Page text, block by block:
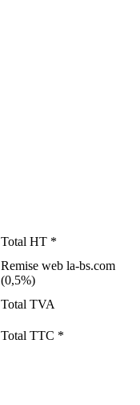
Total HT *
Remise web la-bs.com
(0,5%)
Total TVA
Total TTC *